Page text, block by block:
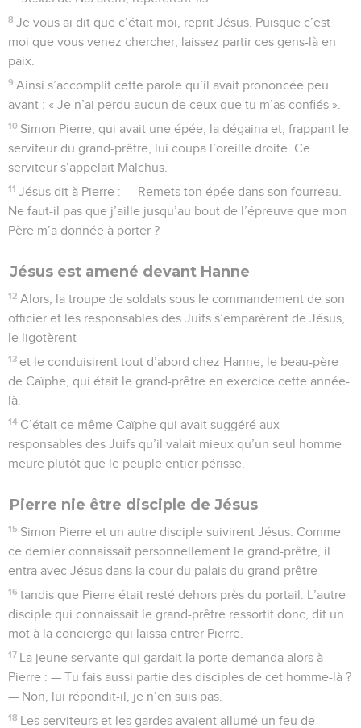
8 Je vous ai dit que c’était moi, reprit Jésus. Puisque c’est
moi que vous venez chercher, laissez partir ces gens-là en
paix.
9 Ainsi s’accomplit cette parole qu’il avait prononcée peu
avant : « Je n’ai perdu aucun de ceux que tu m’as confiés ».
10 Simon Pierre, qui avait une épée, la dégaina et, frappant le
serviteur du grand-prêtre, lui coupa l’oreille droite. Ce
serviteur s’appelait Malchus.
11 Jésus dit à Pierre : — Remets ton épée dans son fourreau.
Ne faut-il pas que j’aille jusqu’au bout de l’épreuve que mon
Père m’a donnée à porter ?
Jésus est amené devant Hanne
12 Alors, la troupe de soldats sous le commandement de son
officier et les responsables des Juifs s’emparèrent de Jésus,
le ligotèrent
13 et le conduisirent tout d’abord chez Hanne, le beau-père
de Caïphe, qui était le grand-prêtre en exercice cette année-
là.
14 C’était ce même Caïphe qui avait suggéré aux
responsables des Juifs qu’il valait mieux qu’un seul homme
meure plutôt que le peuple entier périsse.
Pierre nie être disciple de Jésus
15 Simon Pierre et un autre disciple suivirent Jésus. Comme
ce dernier connaissait personnellement le grand-prêtre, il
entra avec Jésus dans la cour du palais du grand-prêtre
16 tandis que Pierre était resté dehors près du portail. L’autre
disciple qui connaissait le grand-prêtre ressortit donc, dit un
mot à la concierge qui laissa entrer Pierre.
17 La jeune servante qui gardait la porte demanda alors à
Pierre : — Tu fais aussi partie des disciples de cet homme-là ?
— Non, lui répondit-il, je n’en suis pas.
18 Les serviteurs et les gardes avaient allumé un feu de